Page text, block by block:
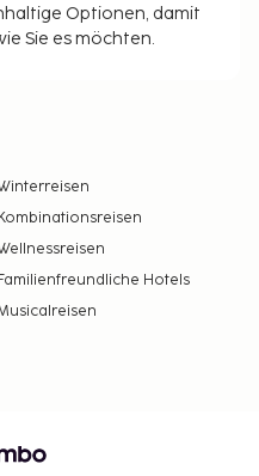
Optionen, damit
Sie es möchten.
Kombinationsreisen
Familienfreundliche Hotels